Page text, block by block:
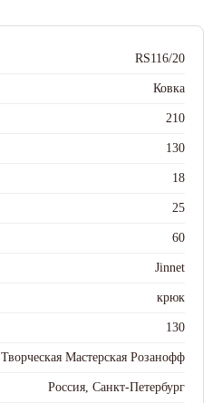
RS116/20
Ковка
210
130
18
25
60
Jinnet
крюк
130
Творческая Мастерская Розанофф
Россия, Санкт-Петербург